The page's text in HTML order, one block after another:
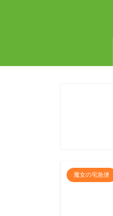
魔女の宅急便